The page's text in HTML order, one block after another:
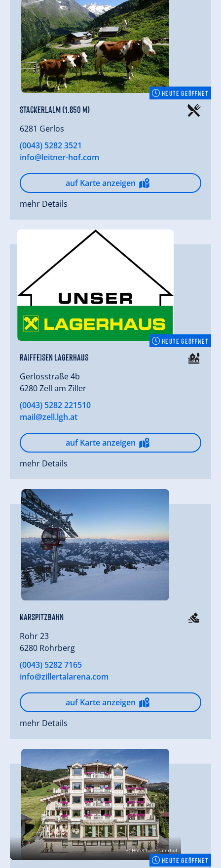
HEUTE GEÖFFNET
Stackerlalm (1.850 m)
6281 Gerlos
(0043) 5282 3521
info@leitner-hof.com
auf Karte anzeigen
mehr Details
HEUTE GEÖFFNET
Raiffeisen Lagerhaus
Gerlosstraße 4b
6280 Zell am Ziller
(0043) 5282 221510
mail@zell.lgh.at
auf Karte anzeigen
mehr Details
Karspitzbahn
Rohr 23
6280 Rohrberg
(0043) 5282 7165
info@zillertalarena.com
auf Karte anzeigen
mehr Details
© Hotel Innertalerhof
HEUTE GEÖFFNET